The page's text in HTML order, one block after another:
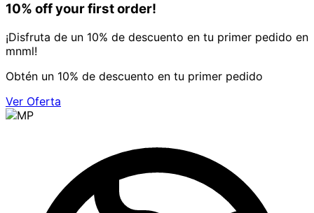
10% off your first order!
¡Disfruta de un 10% de descuento en tu primer pedido en
mnml!
Obtén un 10% de descuento en tu primer pedido
Ver Oferta